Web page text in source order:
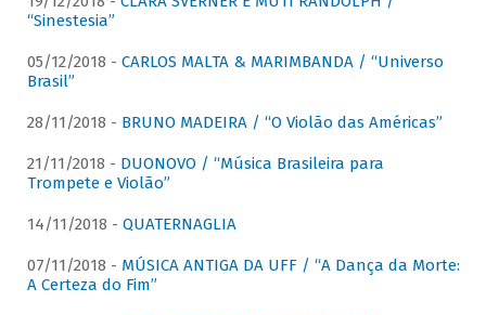
“Sinestesia”
05/12/2018 - CARLOS MALTA & MARIMBANDA / “Universo
Brasil”
28/11/2018 - BRUNO MADEIRA / “O Violão das Américas”
21/11/2018 - DUONOVO / “Música Brasileira para
Trompete e Violão”
14/11/2018 - QUATERNAGLIA
07/11/2018 - MÚSICA ANTIGA DA UFF / “A Dança da Morte:
A Certeza do Fim”